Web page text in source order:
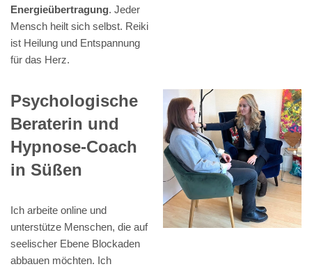
Energieübertragung. Jeder
Mensch heilt sich selbst. Reiki
ist Heilung und Entspannung
für das Herz.
Psychologische
Beraterin und
Hypnose-Coach
in Süßen
Ich arbeite online und
unterstütze Menschen, die auf
seelischer Ebene Blockaden
abbauen möchten. Ich